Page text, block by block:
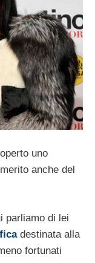
uno
anche del
parliamo di lei
destinata alla
fortunati